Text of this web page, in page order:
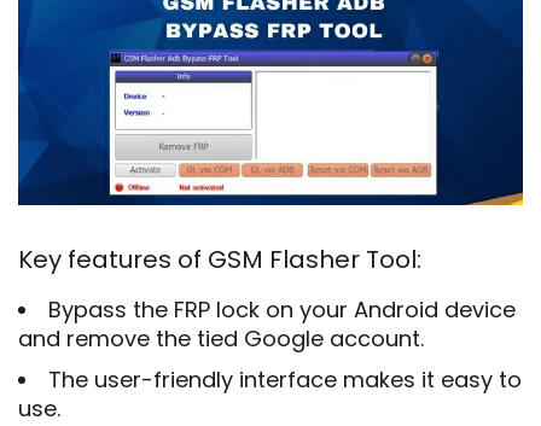
Key features of GSM Flasher Tool:
Bypass the FRP lock on your Android device
and remove the tied Google account.
The user-friendly interface makes it easy to
use.